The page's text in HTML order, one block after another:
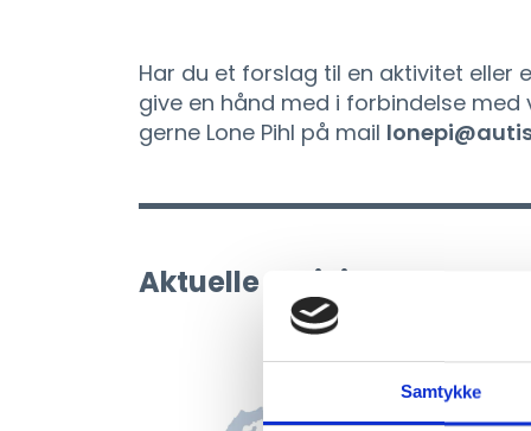
Samtykke
Har du et forslag til en aktivitet eller
give en hånd med i forbindelse
gerne Lone Pihl på mail
Aktuelle aktiviteter